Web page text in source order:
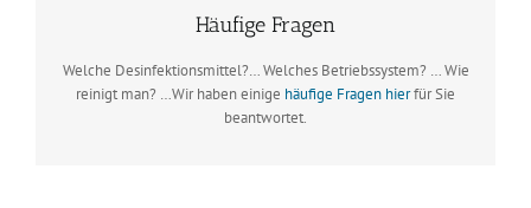
Häufige Fragen
Welche Desinfektionsmittel?… Welches Betriebssystem? … Wie
reinigt man? …Wir haben einige häufige Fragen hierfür Sie
beantwortet.